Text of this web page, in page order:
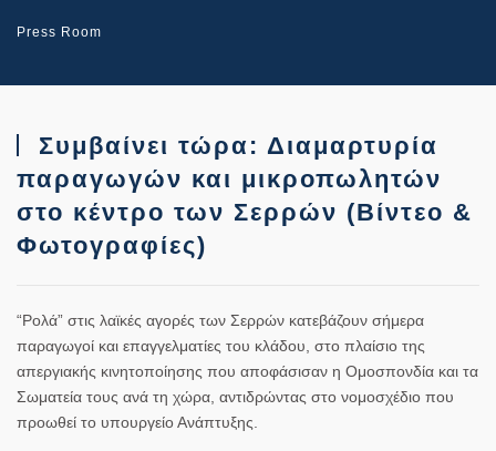
Press Room
Συμβαίνει τώρα: Διαμαρτυρία
παραγωγών και μικροπωλητών
στο κέντρο των Σερρών (Βίντεο &
Φωτογραφίες)
“Ρολά” στις λαϊκές αγορές των Σερρών κατεβάζουν σήμερα
παραγωγοί και επαγγελματίες του κλάδου, στο πλαίσιο της
απεργιακής κινητοποίησης που αποφάσισαν η Ομοσπονδία και τα
Σωματεία τους ανά τη χώρα, αντιδρώντας στο νομοσχέδιο που
προωθεί το υπουργείο Ανάπτυξης.